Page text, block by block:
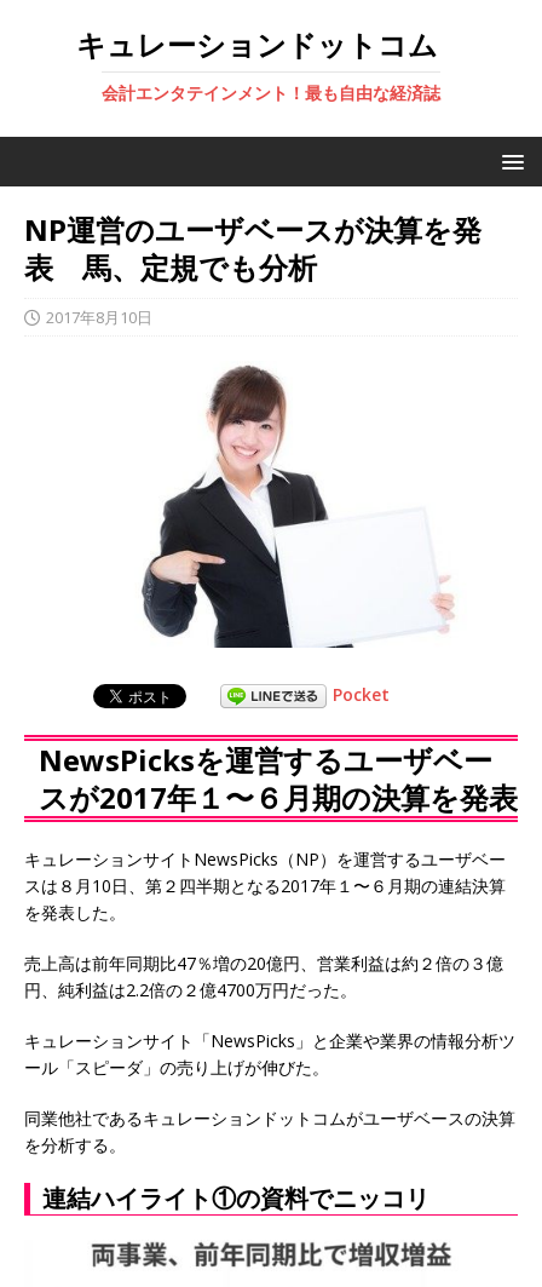
キュレーションドットコム
会計エンタテインメント！最も自由な経済誌
NP運営のユーザベースが決算を発
表 馬、定規でも分析
2017年8月10日
Pocket
NewsPicksを運営するユーザベー
スが2017年１〜６月期の決算を発表
キュレーションサイトNewsPicks（NP）を運営するユーザベー
スは８月10日、第２四半期となる2017年１〜６月期の連結決算
を発表した。
売上高は前年同期比47％増の20億円、営業利益は約２倍の３億
円、純利益は2.2倍の２億4700万円だった。
キュレーションサイト「NewsPicks」と企業や業界の情報分析ツ
ール「スピーダ」の売り上げが伸びた。
同業他社であるキュレーションドットコムがユーザベースの決算
を分析する。
連結ハイライト①の資料でニッコリ